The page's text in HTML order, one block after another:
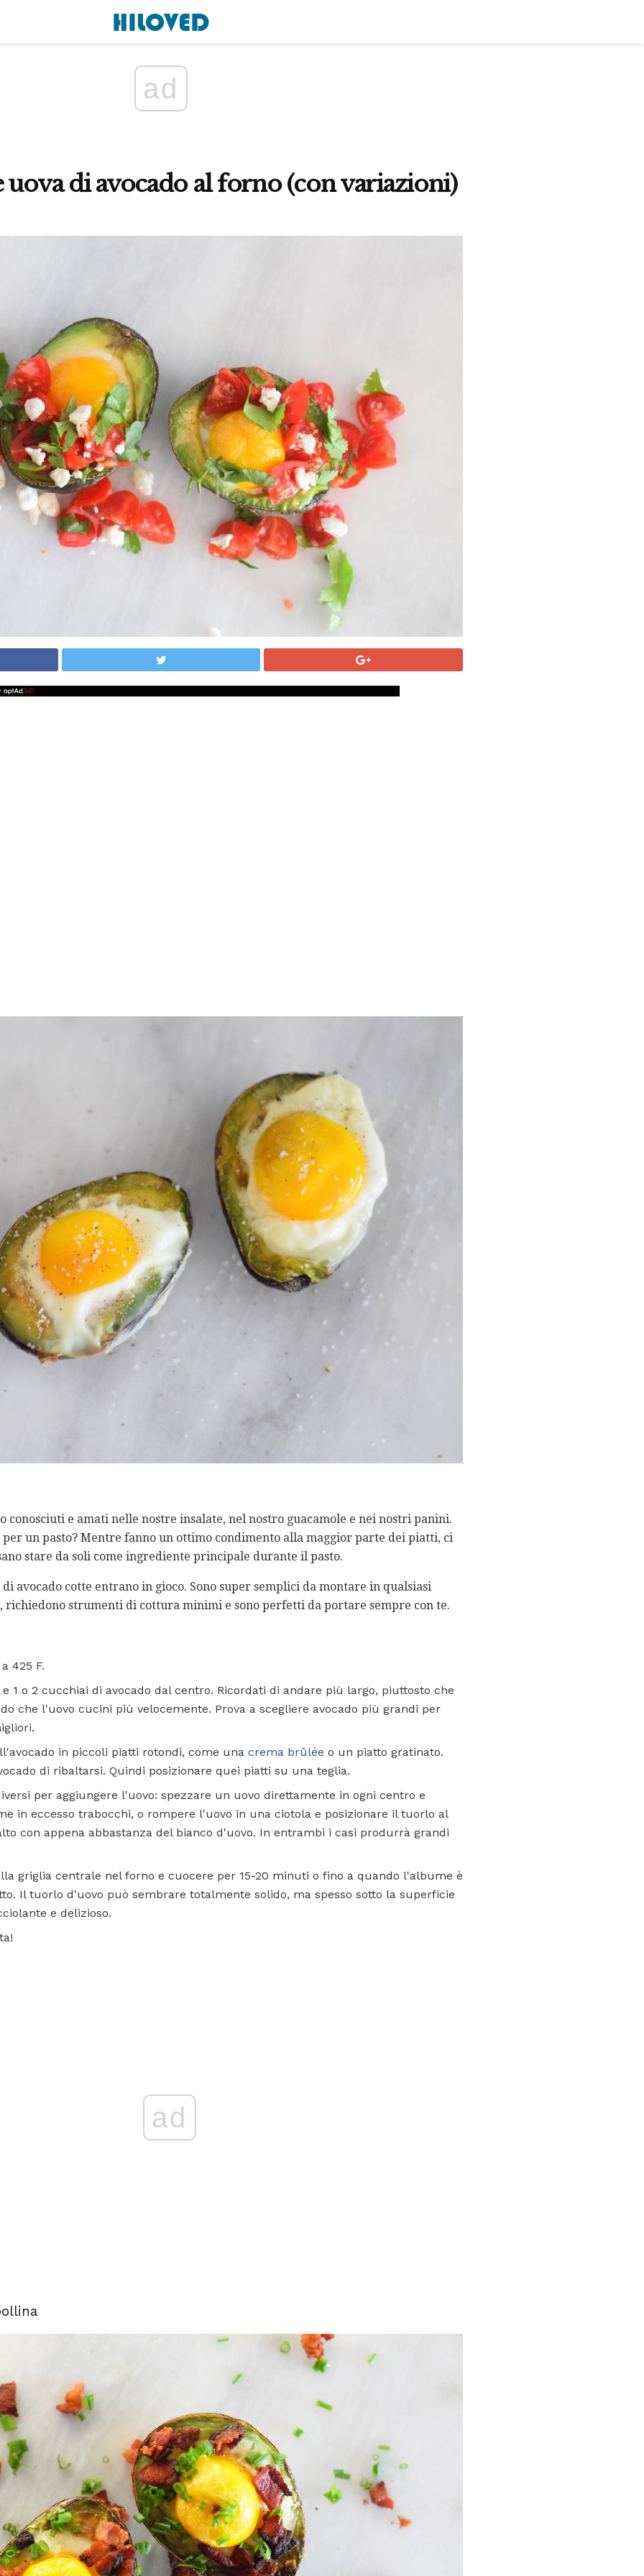
ad
uova di avocado al forno (con variazioni)
conosciuti e amati nelle nostre insalate, nel nostro guacamole e nei nostri panini.
per un pasto? Mentre fanno un ottimo condimento alla maggior parte dei piatti, ci
stare da soli come ingrediente principale durante il pasto.
di avocado cotte entrano in gioco. Sono super semplici da montare in qualsiasi
richiedono strumenti di cottura minimi e sono perfetti da portare sempre con te.
425 F.
1 o 2 cucchiai di avocado dal centro. Ricordati di andare più largo, piuttosto che
che l'uovo cucini più velocemente. Prova a scegliere avocado più grandi per
in piccoli piatti rotondi, come una crema brûlée o un piatto gratinato.
di ribaltarsi. Quindi posizionare quei piatti su una teglia.
per aggiungere l'uovo: spezzare un uovo direttamente in ogni centro e
in eccesso trabocchi, o rompere l'uovo in una ciotola e posizionare il tuorlo al
con appena abbastanza del bianco d'uovo. In entrambi i casi produrrà grandi
griglia centrale nel forno e cuocere per 15-20 minuti o fino a quando l'albume è
Il tuorlo d'uovo può sembrare totalmente solido, ma spesso sotto la superficie
e delizioso.
ad